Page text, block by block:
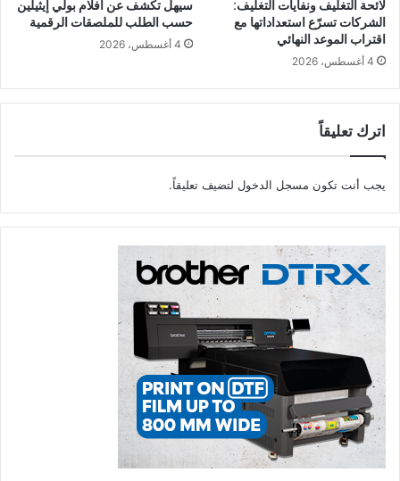
2019، تحت عنوان:
Graeme interviews Michel Caza, founding father and
former President of FESPA – FESPA
فيسبا
لائحة التغليف ونفايات التغليف:
الشركات تسرّع استعداداتها مع
اقتراب الموعد النهائي
4 أغسطس، 2026
سيهل تكشف عن أفلام بولي إيثيلين
حسب الطلب للملصقات الرقمية
4 أغسطس، 2026
اترك تعليقاً
يجب أنت تكون مسجل الدخول لتضيف تعليقاً.